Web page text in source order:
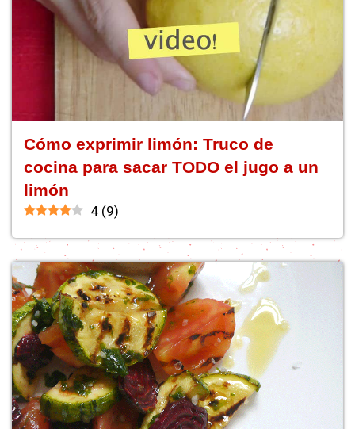
Cómo exprimir limón: Truco de
cocina para sacar TODO el jugo a un
limón
4 (9)